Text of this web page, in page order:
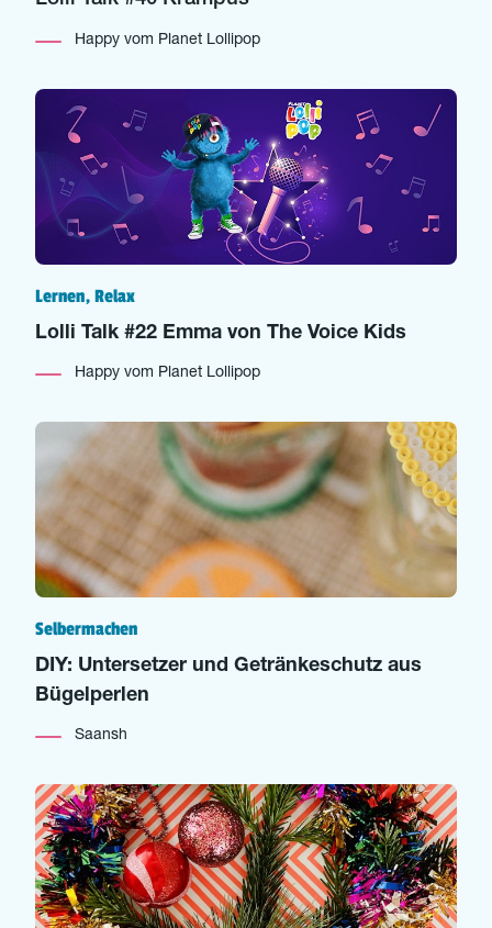
Happy vom Planet Lollipop
Lernen, Relax
Lolli Talk #22 Emma von The Voice Kids
Happy vom Planet Lollipop
Selbermachen
DIY: Untersetzer und Getränkeschutz aus
Bügelperlen
Saansh